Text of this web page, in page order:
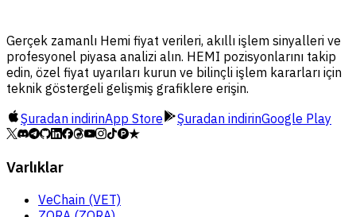
Gerçek zamanlı Hemi fiyat verileri, akıllı işlem sinyalleri ve
profesyonel piyasa analizi alın. HEMI pozisyonlarını takip
edin, özel fiyat uyarıları kurun ve bilinçli işlem kararları için
teknik göstergeli gelişmiş grafiklere erişin.
Şuradan indirinApp Store Şuradan indirinGoogle Play
Varlıklar
VeChain (VET)